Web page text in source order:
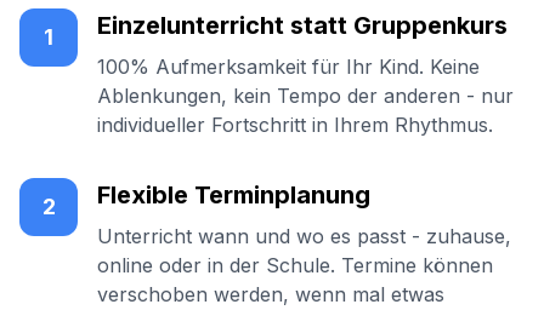
1 Einzelunterricht statt Gruppenkurs
100% Aufmerksamkeit für Ihr Kind. Keine
Ablenkungen, kein Tempo der anderen - nur
individueller Fortschritt in Ihrem Rhythmus.
2 Flexible Terminplanung
Unterricht wann und wo es passt - zuhause,
online oder in der Schule. Termine können
verschoben werden, wenn mal etwas